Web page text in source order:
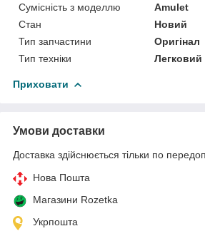
Сумісність з моделлю
Amulet
Стан
Новий
Тип запчастини
Оригінал
Тип техніки
Легковий
Приховати
Умови доставки
Доставка здійснюється тільки по
Нова Пошта
Магазини Rozetka
Укрпошта